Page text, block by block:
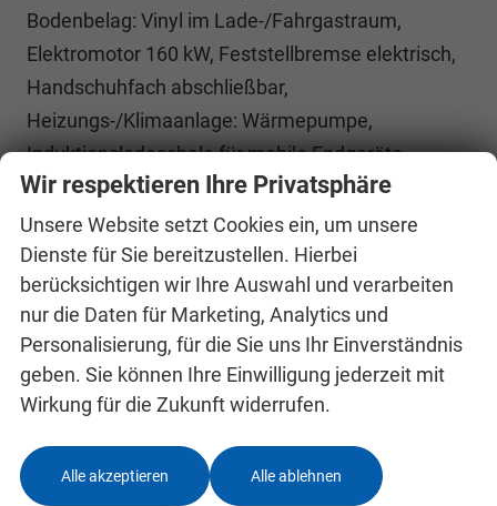
Bodenbelag: Vinyl im Lade-/Fahrgastraum,
Elektromotor 160 kW, Feststellbremse elektrisch,
Handschuhfach abschließbar,
Heizungs-/Klimaanlage: Wärmepumpe,
Induktionsladeschale für mobile Endgeräte,
Karosserie/Aufbau: Kasten Standard, KeyFree-
System, Laderaumleuchte LED, extra hell, LKW-
Zulassung, Power KeyFree-Startfunktion,
Radstand 3500 mm, Schiebetür
Lade-/Fahrgastraum rechts, Stoßfänger in
Wagenfarbe, Zul. Gesamtgewicht 3,4 t, USB-
Schnittstelle, Antriebsart: Heckantrieb, Elektron.
Stabilitäts-Programm (ESP), Getriebe für
Elektrofahrzeug, Klimaautomatik 2-Zonen,
Zusatzheizung elektrisch, Airbag Beifahrerseite
Wir respektieren Ihre Privatsphäre
Unsere Website setzt Cookies ein, um unsere
Dienste für Sie bereitzustellen. Hierbei
berücksichtigen wir Ihre Auswahl und verarbeiten
nur die Daten für Marketing, Analytics und
Personalisierung, für die Sie uns Ihr Einverständnis
geben. Sie können Ihre Einwilligung jederzeit mit
Wirkung für die Zukunft widerrufen.
Alle akzeptieren Alle ablehnen